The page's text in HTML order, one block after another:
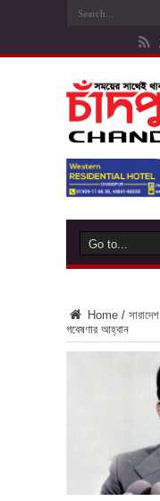
Home / সারাদেশ
গবেষণার আহ্বান